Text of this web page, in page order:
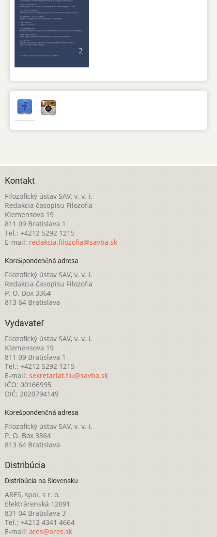
Kontakt
Filozofický ústav SAV, v. v. i.
Redakcia časopisu Filozofia
Klemensova 19
811 09 Bratislava 1
Tel.: +4212 5292 1215
E-mail: redakcia.filozofia@savba.sk
Korešpondenčná adresa
Filozofický ústav SAV, v. v. i.
Redakcia časopisu Filozofia
P. O. Box 3364
813 64 Bratislava
Vydavateľ
Filozofický ústav SAV, v. v. i.
Klemensova 19
811 09 Bratislava 1
Tel.: +4212 5292 1215
E-mail: sekretariat.fiu@savba.sk
IČO: 00166995
DIČ: 2020794149
Korešpondenčná adresa
Filozofický ústav SAV, v. v. i.
P. O. Box 3364
813 64 Bratislava
Distribúcia
Distribúcia na Slovensku
ARES, spol. s r. o.
Elektrárenská 12091
831 04 Bratislava 3
Tel.: +4212 4341 4664
E-mail: ares@ares.sk